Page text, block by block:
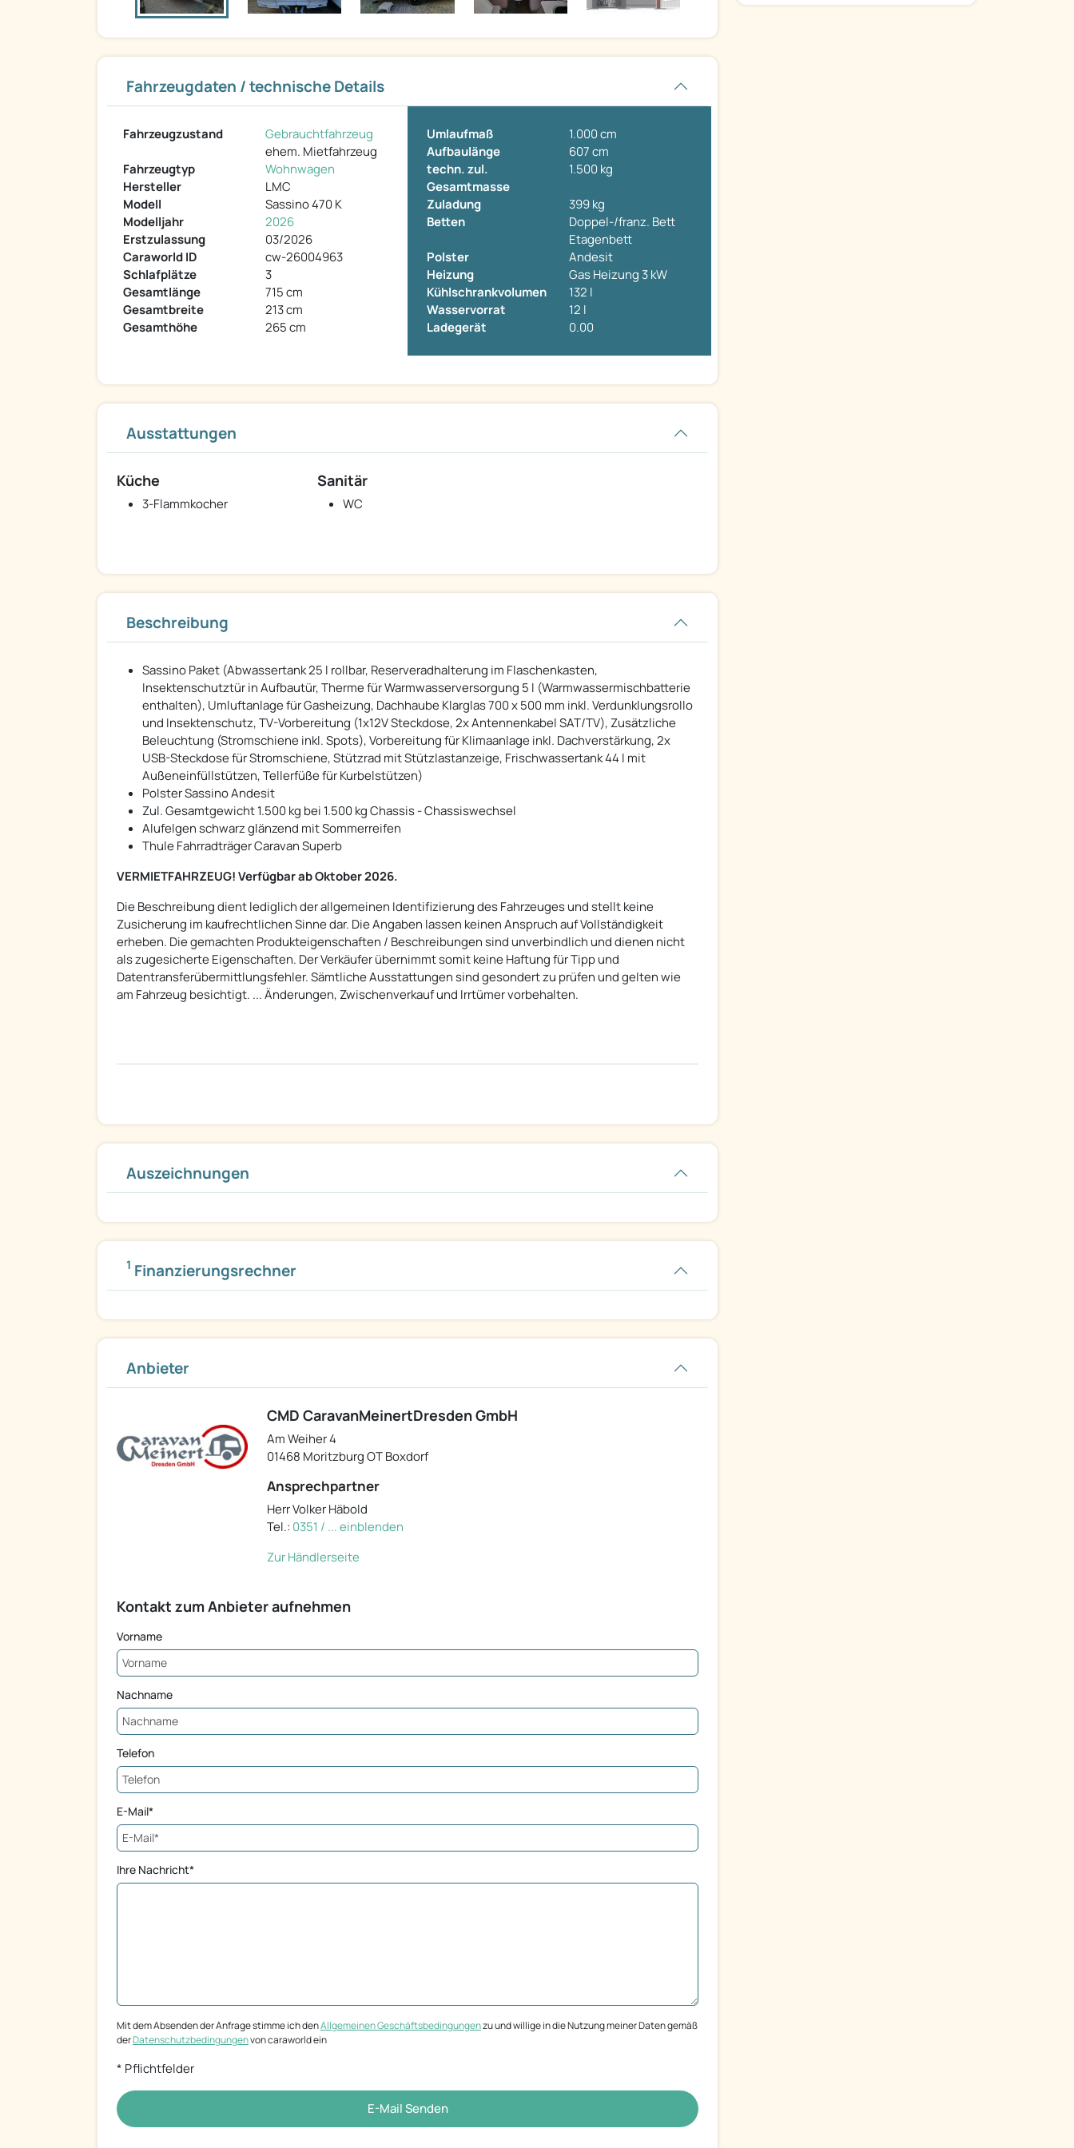
Fahrzeugdaten / technische Details
Fahrzeugzustand
Gebrauchtfahrzeug
ehem. Mietfahrzeug
Fahrzeugtyp
Wohnwagen
Hersteller
LMC
Modell
Sassino 470 K
Modelljahr
2026
Erstzulassung
03/2026
Caraworld ID
cw-26004963
Schlafplätze
3
Gesamtlänge
715 cm
Gesamtbreite
213 cm
Gesamthöhe
265 cm
Umlaufmaß
1.000 cm
Aufbaulänge
607 cm
techn. zul.
Gesamtmasse
1.500 kg
Zuladung
399 kg
Betten
Doppel-/franz. Bett
Etagenbett
Polster
Andesit
Heizung
Gas Heizung 3 kW
Kühlschrankvolumen
132 l
Wasservorrat
12 l
Ladegerät
0.00
Ausstattungen
Küche
3-Flammkocher
Sanitär
WC
Beschreibung
Sassino Paket (Abwassertank 25 l rollbar, Reserveradhalterung im Flaschenkasten,
Insektenschutztür in Aufbautür, Therme für Warmwasserversorgung 5 l (Warmwassermischbatterie
enthalten), Umluftanlage für Gasheizung, Dachhaube Klarglas 700 x 500 mm inkl. Verdunklungsrollo
und Insektenschutz, TV-Vorbereitung (1x12V Steckdose, 2x Antennenkabel SAT/TV), Zusätzliche
Beleuchtung (Stromschiene inkl. Spots), Vorbereitung für Klimaanlage inkl. Dachverstärkung, 2x
USB-Steckdose für Stromschiene, Stützrad mit Stützlastanzeige, Frischwassertank 44 l mit
Außeneinfüllstützen, Tellerfüße für Kurbelstützen)
Polster Sassino Andesit
Zul. Gesamtgewicht 1.500 kg bei 1.500 kg Chassis - Chassiswechsel
Alufelgen schwarz glänzend mit Sommerreifen
Thule Fahrradträger Caravan Superb
VERMIETFAHRZEUG! Verfügbar ab Oktober 2026.
Die Beschreibung dient lediglich der allgemeinen Identifizierung des Fahrzeuges und stellt keine
Zusicherung im kaufrechtlichen Sinne dar. Die Angaben lassen keinen Anspruch auf Vollständigkeit
erheben. Die gemachten Produkteigenschaften / Beschreibungen sind unverbindlich und dienen nicht
als zugesicherte Eigenschaften. Der Verkäufer übernimmt somit keine Haftung für Tipp und
Datentransferübermittlungsfehler. Sämtliche Ausstattungen sind gesondert zu prüfen und gelten wie
am Fahrzeug besichtigt. ... Änderungen, Zwischenverkauf und Irrtümer vorbehalten.
Auszeichnungen
1 Finanzierungsrechner
Anbieter
CMD CaravanMeinertDresden GmbH
Am Weiher 4
01468 Moritzburg OT Boxdorf
Ansprechpartner
Herr Volker Häbold
Tel.: 0351 / ... einblenden
Zur Händlerseite
Kontakt zum Anbieter aufnehmen
Vorname
Nachname
Telefon
E-Mail*
Ihre Nachricht*
Mit dem Absenden der Anfrage stimme ich denAllgemeinen Geschäftsbedingungenzu und willige in die Nutzung meiner Daten gemäß
derDatenschutzbedingungenvon caraworld ein
* Pflichtfelder
E-Mail Senden